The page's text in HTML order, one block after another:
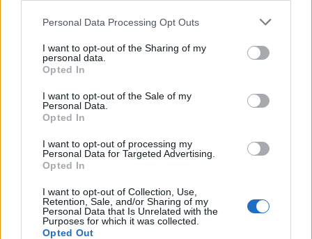
Personal Data Processing Opt Outs
I want to opt-out of the Sharing of my
personal data.
Opted In
I want to opt-out of the Sale of my
Personal Data.
Opted In
I want to opt-out of processing my
Personal Data for Targeted Advertising.
Opted In
I want to opt-out of Collection, Use,
Retention, Sale, and/or Sharing of my
Personal Data that Is Unrelated with the
Purposes for which it was collected.
Opted Out
Τιμολόγια ρεύματος: Ποιο χρώμα συμφέρει
περισσότερο τα νοικοκυριά
Ανατροπή στην αγορά ηλεκτρικής ενέργειας καταγράφουν τα
εμφανίζουν τη χαμηλότερη μέση χρέωση για κατανάλωση 300
κιλοβατωρών τον μήνα.